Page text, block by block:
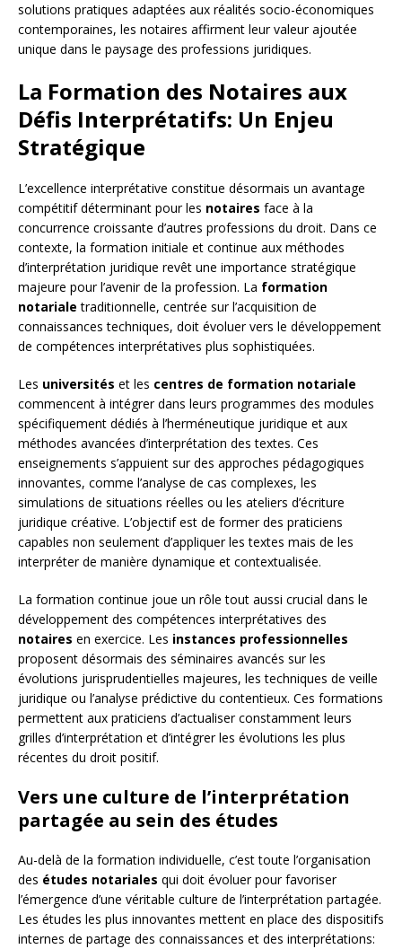
solutions pratiques adaptées aux réalités socio-économiques
contemporaines, les notaires affirment leur valeur ajoutée
unique dans le paysage des professions juridiques.
La Formation des Notaires aux
Défis Interprétatifs: Un Enjeu
Stratégique
L’excellence interprétative constitue désormais un avantage
compétitif déterminant pour les notaires face à la
concurrence croissante d’autres professions du droit. Dans ce
contexte, la formation initiale et continue aux méthodes
d’interprétation juridique revêt une importance stratégique
majeure pour l’avenir de la profession. La formation
notariale traditionnelle, centrée sur l’acquisition de
connaissances techniques, doit évoluer vers le développement
de compétences interprétatives plus sophistiquées.
Les universités et les centres de formation notariale
commencent à intégrer dans leurs programmes des modules
spécifiquement dédiés à l’herméneutique juridique et aux
méthodes avancées d’interprétation des textes. Ces
enseignements s’appuient sur des approches pédagogiques
innovantes, comme l’analyse de cas complexes, les
simulations de situations réelles ou les ateliers d’écriture
juridique créative. L’objectif est de former des praticiens
capables non seulement d’appliquer les textes mais de les
interpréter de manière dynamique et contextualisée.
La formation continue joue un rôle tout aussi crucial dans le
développement des compétences interprétatives des
notaires en exercice. Les instances professionnelles
proposent désormais des séminaires avancés sur les
évolutions jurisprudentielles majeures, les techniques de veille
juridique ou l’analyse prédictive du contentieux. Ces formations
permettent aux praticiens d’actualiser constamment leurs
grilles d’interprétation et d’intégrer les évolutions les plus
récentes du droit positif.
Vers une culture de l’interprétation
partagée au sein des études
Au-delà de la formation individuelle, c’est toute l’organisation
des études notariales qui doit évoluer pour favoriser
l’émergence d’une véritable culture de l’interprétation partagée.
Les études les plus innovantes mettent en place des dispositifs
internes de partage des connaissances et des interprétations: